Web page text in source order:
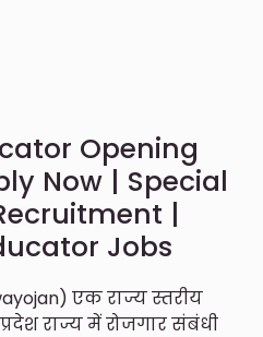
Opening
Now | Special
|
Jobs
एक राज्य स्तरीय
राज्य में रोजगार संबंधी